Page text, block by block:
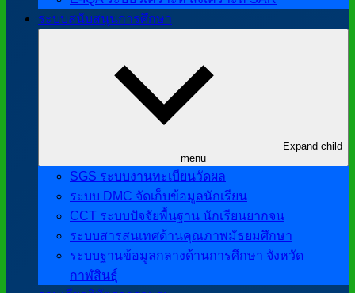
ระบบสนับสนุนการศึกษา
Expand child
menu
SGS ระบบงานทะเบียนวัดผล
ระบบ DMC จัดเก็บข้อมูลนักเรียน
CCT ระบบปัจจัยพื้นฐาน นักเรียนยากจน
ระบบสารสนเทศด้านคุณภาพมัธยมศึกษา
ระบบฐานข้อมูลกลางด้านการศึกษา จังหวัด
กาฬสินธุ์